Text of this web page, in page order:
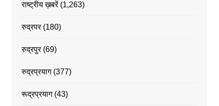
राष्ट्रीय ख़बरें(1,263)
रुद्रपर(180)
रुद्रपुर(69)
रुद्रप्रयाग(377)
रूद्रप्रयाग(43)